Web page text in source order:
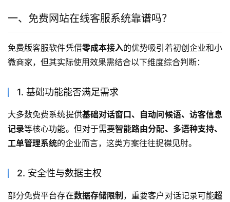
一、免费网站在线客服系统靠谱吗？
免费版客服软件凭借零成本接入的优势吸引着初创企业和小
微商家，但其实际使用效果需结合以下维度综合判断：
1. 基础功能能否满足需求
大多数免费系统提供基础对话窗口、自动问候语、访客信息
记录等核心功能。但对于需要智能路由分配、多语种支持、
工单管理系统的企业而言，这类方案往往捉襟见肘。
2. 安全性与数据主权
部分免费平台存在数据存储限制，重要客户对话记录可能超